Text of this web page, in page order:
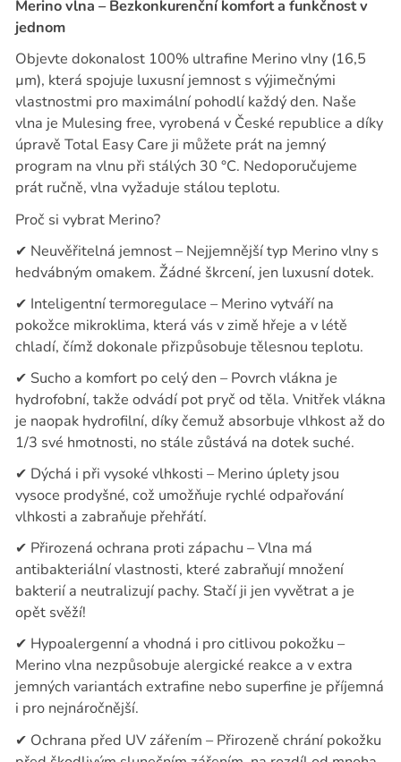
Merino vlna – Bezkonkurenční komfort a funkčnost v
jednom
Objevte dokonalost 100% ultrafine Merino vlny (16,5
µm), která spojuje luxusní jemnost s výjimečnými
vlastnostmi pro maximální pohodlí každý den. Naše
vlna je Mulesing free, vyrobená v České republice a díky
úpravě Total Easy Care ji můžete prát na jemný
program na vlnu při stálých 30 °C. Nedoporučujeme
prát ručně, vlna vyžaduje stálou teplotu.
Proč si vybrat Merino?
✔ Neuvěřitelná jemnost – Nejjemnější typ Merino vlny s
hedvábným omakem. Žádné škrcení, jen luxusní dotek.
✔ Inteligentní termoregulace – Merino vytváří na
pokožce mikroklima, která vás v zimě hřeje a v létě
chladí, čímž dokonale přizpůsobuje tělesnou teplotu.
✔ Sucho a komfort po celý den – Povrch vlákna je
hydrofobní, takže odvádí pot pryč od těla. Vnitřek vlákna
je naopak hydrofilní, díky čemuž absorbuje vlhkost až do
1/3 své hmotnosti, no stále zůstává na dotek suché.
✔ Dýchá i při vysoké vlhkosti – Merino úplety jsou
vysoce prodyšné, což umožňuje rychlé odpařování
vlhkosti a zabraňuje přehřátí.
✔ Přirozená ochrana proti zápachu – Vlna má
antibakteriální vlastnosti, které zabraňují množení
bakterií a neutralizují pachy. Stačí ji jen vyvětrat a je
opět svěží!
✔ Hypoalergenní a vhodná i pro citlivou pokožku –
Merino vlna nezpůsobuje alergické reakce a v extra
jemných variantách extrafine nebo superfine je příjemná
i pro nejnáročnější.
✔ Ochrana před UV zářením – Přirozeně chrání pokožku